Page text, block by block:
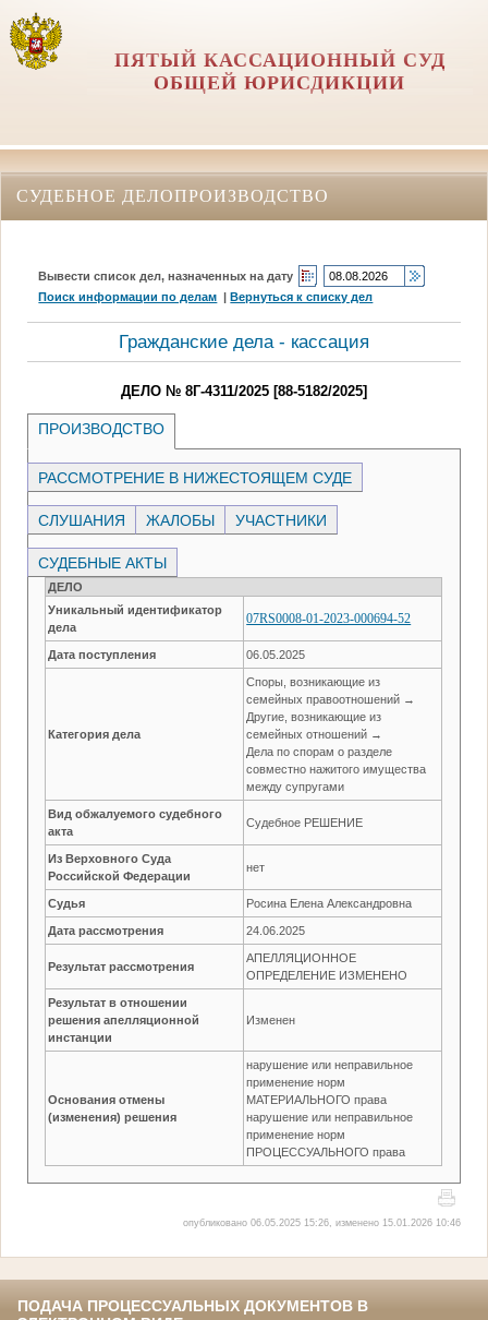
ПЯТЫЙ КАССАЦИОННЫЙ СУД
ОБЩЕЙ ЮРИСДИКЦИИ
СУДЕБНОЕ ДЕЛОПРОИЗВОДСТВО
Вывести список дел, назначенных на дату
Поиск информации по делам |Вернуться к списку дел
Гражданские дела - кассация
ДЕЛО № 8Г-4311/2025 [88-5182/2025]
ПРОИЗВОДСТВО
РАССМОТРЕНИЕ В НИЖЕСТОЯЩЕМ СУДЕ
СЛУШАНИЯ ЖАЛОБЫ УЧАСТНИКИ
СУДЕБНЫЕ АКТЫ
ДЕЛО
Уникальный идентификатор
дела
07RS0008-01-2023-000694-52
Дата поступления 06.05.2025
Категория дела
Споры, возникающие из
семейных правоотношений →
Другие, возникающие из
семейных отношений →
Дела по спорам о разделе
совместно нажитого имущества
между супругами
Вид обжалуемого судебного
акта
Судебное РЕШЕНИЕ
Из Верховного Суда
Российской Федерации
нет
Судья Росина Елена Александровна
Дата рассмотрения 24.06.2025
Результат рассмотрения
АПЕЛЛЯЦИОННОЕ
ОПРЕДЕЛЕНИЕ ИЗМЕНЕНО
Результат в отношении
решения апелляционной
инстанции
Изменен
Основания отмены
(изменения) решения
нарушение или неправильное
применение норм
МАТЕРИАЛЬНОГО права
нарушение или неправильное
применение норм
ПРОЦЕССУАЛЬНОГО права
опубликовано 06.05.2025 15:26, изменено 15.01.2026 10:46
ПОДАЧА ПРОЦЕССУАЛЬНЫХ ДОКУМЕНТОВ В